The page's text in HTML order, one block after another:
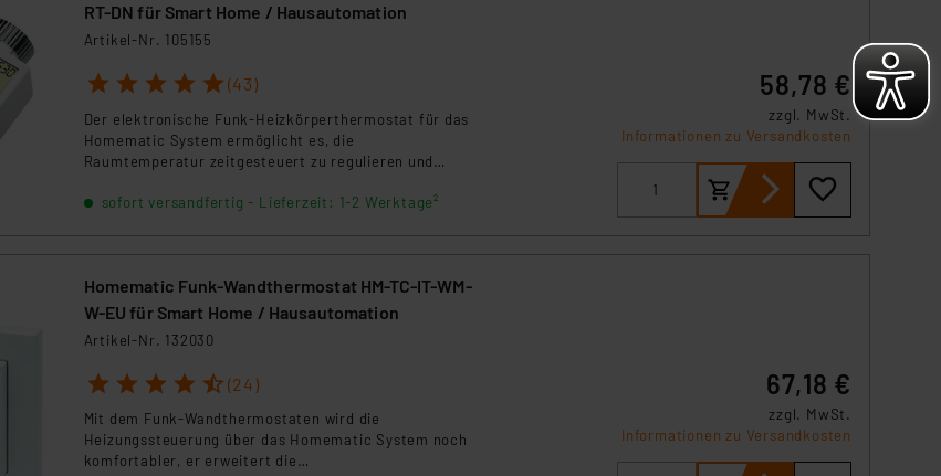
RT-DN für Smart Home / Hausautomation
Artikel-Nr. 105155
1 2 3 4 5 (43)
Der elektronische Funk-Heizkörperthermostat für das
Homematic System ermöglicht es, die
Raumtemperatur zeitgesteuert zu regulieren und
sofort versandfertig - Lieferzeit: 1-2 Werktage²
58,78 €
zzgl. MwSt.
Informationen zu Versandkosten
Homematic Funk-Wandthermostat HM-TC-IT-WM-
W-EU für Smart Home / Hausautomation
Artikel-Nr. 132030
1 2 3 4 5 (24)
Mit dem Funk-Wandthermostaten wird die
Heizungssteuerung über das Homematic System noch
komfortabler, er erweitert die
67,18 €
zzgl. MwSt.
Informationen zu Versandkosten